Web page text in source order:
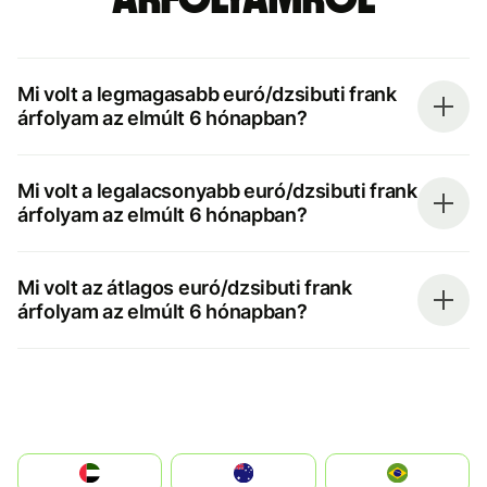
Mi volt a legmagasabb euró/dzsibuti frank
árfolyam az elmúlt 6 hónapban?
Mi volt a legalacsonyabb euró/dzsibuti frank
árfolyam az elmúlt 6 hónapban?
Mi volt az átlagos euró/dzsibuti frank
árfolyam az elmúlt 6 hónapban?
الإمارات العربية المتحدة